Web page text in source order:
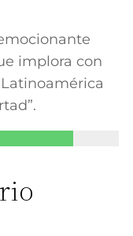
implora con